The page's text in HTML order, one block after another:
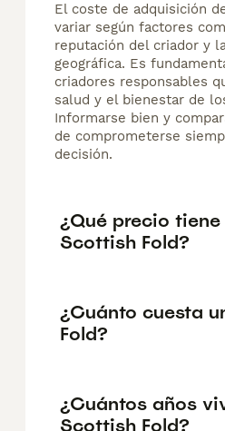
El coste de adquisición
variar según factores
reputación del criador y
geográfica. Es
criadores responsables
salud y el bienestar de
Informarse bien y
de comprometerse
decisión.
¿Qué precio
Scottish Fold?
¿Cuánto cuesta
Fold?
¿Cuántos años
Scottish Fold?